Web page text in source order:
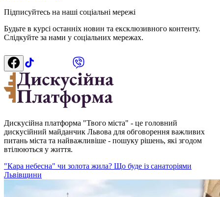
Підписуйтесь на наші соціальні мережі
Будьте в курсі останніх новин та ексклюзивного контенту.
Слідкуйте за нами у соціальних мережах.
Дискусійна платформа "Твого міста" - це головний
дискусійний майданчик Львова для обговорення важливих
питань міста та найважливіше - пошуку рішень, які згодом
втілюються у життя.
"Кара небесна" чи золота жила? Що буде із санаторіями
Львівщини